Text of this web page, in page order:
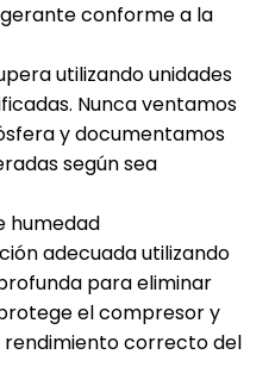
conforme a la
utilizando unidades
Nunca ventamos
y documentamos
según sea
humedad
adecuada utilizando
para eliminar
el compresor y
rendimiento correcto del